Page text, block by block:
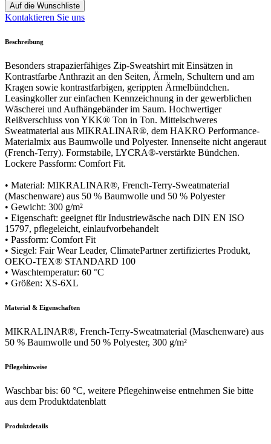
Auf die Wunschliste
Kontaktieren Sie uns
Beschreibung
Besonders strapazierfähiges Zip-Sweatshirt mit Einsätzen in
Kontrastfarbe Anthrazit an den Seiten, Ärmeln, Schultern und am
Kragen sowie kontrastfarbigen, gerippten Ärmelbündchen.
Leasingkoller zur einfachen Kennzeichnung in der gewerblichen
Wäscherei und Aufhängebänder im Saum. Hochwertiger
Reißverschluss von YKK® Ton in Ton. Mittelschweres
Sweatmaterial aus MIKRALINAR®, dem HAKRO Performance-
Materialmix aus Baumwolle und Polyester. Innenseite nicht angeraut
(French-Terry). Formstabile, LYCRA®-verstärkte Bündchen.
Lockere Passform: Comfort Fit.
• Material: MIKRALINAR®, French-Terry-Sweatmaterial
(Maschenware) aus 50 % Baumwolle und 50 % Polyester
• Gewicht: 300 g/m²
• Eigenschaft: geeignet für Industriewäsche nach DIN EN ISO
15797, pflegeleicht, einlaufvorbehandelt
• Passform: Comfort Fit
• Siegel: Fair Wear Leader, ClimatePartner zertifiziertes Produkt,
OEKO-TEX® STANDARD 100
• Waschtemperatur: 60 °C
• Größen: XS-6XL
Material & Eigenschaften
MIKRALINAR®, French-Terry-Sweatmaterial (Maschenware) aus
50 % Baumwolle und 50 % Polyester, 300 g/m²
Pflegehinweise
Waschbar bis: 60 °C, weitere Pflegehinweise entnehmen Sie bitte
aus dem Produktdatenblatt
Produktdetails